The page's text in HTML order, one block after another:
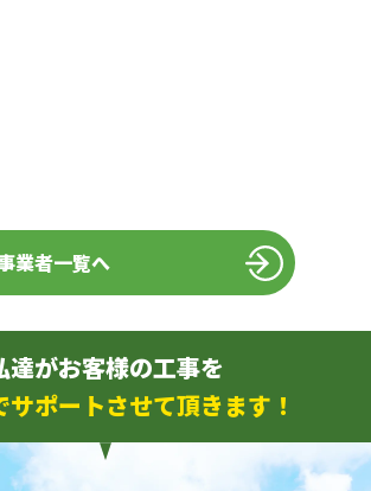
業者一覧へ
達がお客様の工事を
サポートさせて頂きます！